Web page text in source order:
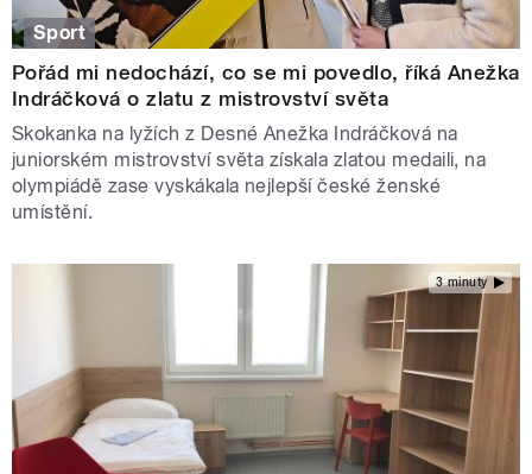
Sport
Pořád mi nedochází, co se mi povedlo, říká Anežka
Indráčková o zlatu z mistrovství světa
Skokanka na lyžích z Desné Anežka Indráčková na
juniorském mistrovství světa získala zlatou medaili, na
olympiádě zase vyskákala nejlepší české ženské
umístění.
3 minuty